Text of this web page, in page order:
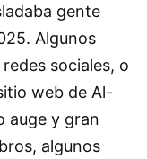
gente
Algunos
sociales, o
web de Al-
auge y gran
algunos